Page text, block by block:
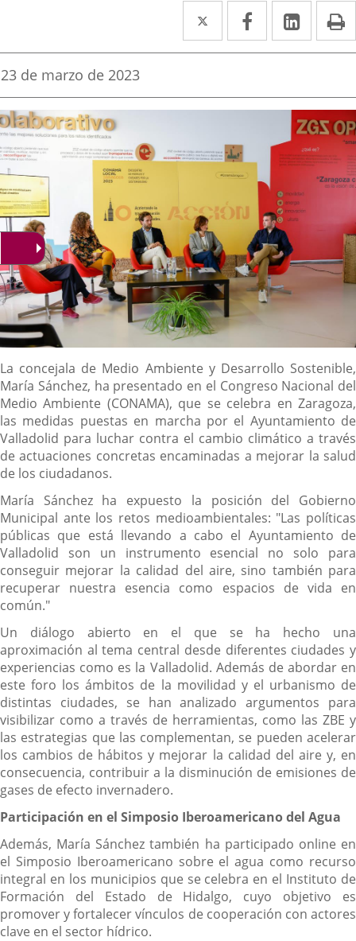
Twitter
Enlace
a
aplicación
Facebook
Enlace
a
aplicación
externa.
Enlace
a
Fecha
la
noticia
23 de marzo de 2023
Descripción
La concejala de Medio Ambiente y Desarrollo Sostenible,
María Sánchez, ha presentado en el Congreso Nacional del
Medio Ambiente (CONAMA), que se celebra en Zaragoza,
las medidas puestas en marcha por el Ayuntamiento de
Valladolid para luchar contra el cambio climático a través
de actuaciones concretas encaminadas a mejorar la salud
de los ciudadanos.
María Sánchez ha expuesto la posición del Gobierno
Municipal ante los retos medioambientales: "Las políticas
públicas que está llevando a cabo el Ayuntamiento de
Valladolid son un instrumento esencial no solo para
conseguir mejorar la calidad del aire, sino también para
recuperar nuestra esencia como espacios de vida en
común."
Un diálogo abierto en el que se ha hecho una
aproximación al tema central desde diferentes ciudades y
experiencias como es la Valladolid. Además de abordar en
este foro los ámbitos de la movilidad y el urbanismo de
distintas ciudades, se han analizado argumentos para
visibilizar como a través de herramientas, como las ZBE y
las estrategias que las complementan, se pueden acelerar
los cambios de hábitos y mejorar la calidad del aire y, en
consecuencia, contribuir a la disminución de emisiones de
gases de efecto invernadero.
Participación en el Simposio Iberoamericano del Agua
Además, María Sánchez también ha participado online en
el Simposio Iberoamericano sobre el agua como recurso
integral en los municipios que se celebra en el Instituto de
Formación del Estado de Hidalgo, cuyo objetivo es
promover y fortalecer vínculos de cooperación con actores
clave en el sector hídrico.